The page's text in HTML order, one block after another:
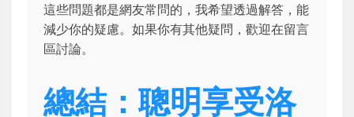
這些問題都是網友常問的，我希望透過解答，能
減少你的疑慮。如果你有其他疑問，歡迎在留言
區討論。
總結：聰明享受洛